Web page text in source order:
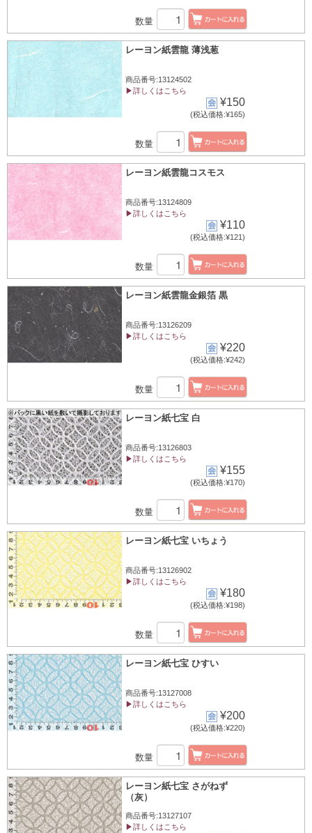
数量
レーヨン紙雲龍 薄浅葱
商品番号:13124502
▶詳しくはこちら
¥150
(税込価格:¥165)
数量
レーヨン紙雲龍コスモス
商品番号:13124809
▶詳しくはこちら
¥110
(税込価格:¥121)
数量
レーヨン紙雲龍金銀箔 黒
商品番号:13126209
▶詳しくはこちら
¥220
(税込価格:¥242)
数量
レーヨン紙七宝 白
商品番号:13126803
▶詳しくはこちら
¥155
(税込価格:¥170)
数量
レーヨン紙七宝 いちょう
商品番号:13126902
▶詳しくはこちら
¥180
(税込価格:¥198)
数量
レーヨン紙七宝 ひすい
商品番号:13127008
▶詳しくはこちら
¥200
(税込価格:¥220)
数量
レーヨン紙七宝 さがねず
（灰）
商品番号:13127107
▶詳しくはこちら